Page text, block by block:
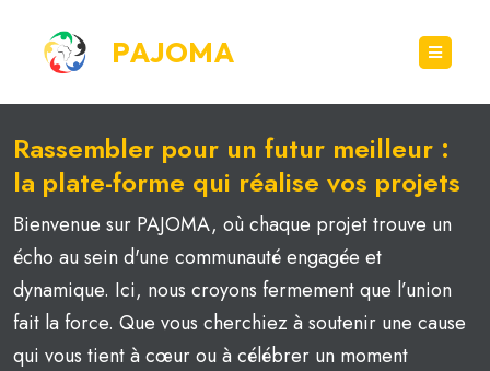
PAJOMA
Rassembler pour un futur meilleur :
la plate-forme qui réalise vos projets
Bienvenue sur PAJOMA, où chaque projet trouve un
écho au sein d'une communauté engagée et
dynamique. Ici, nous croyons fermement que l’union
fait la force. Que vous cherchiez à soutenir une cause
qui vous tient à cœur ou à célébrer un moment